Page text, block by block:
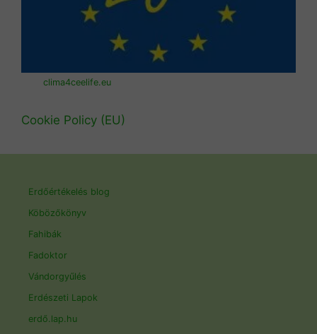
clima4ceelife.eu
Cookie Policy (EU)
Erdőértékelés blog
Köbözőkönyv
Fahibák
Fadoktor
Vándorgyűlés
Erdészeti Lapok
erdő.lap.hu